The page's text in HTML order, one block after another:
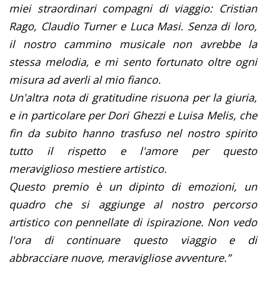
miei straordinari compagni di viaggio: Cristian
Rago, Claudio Turner e Luca Masi. Senza di loro,
il nostro cammino musicale non avrebbe la
stessa melodia, e mi sento fortunato oltre ogni
misura ad averli al mio fianco.
Un'altra nota di gratitudine risuona per la giuria,
e in particolare per Dori Ghezzi e Luisa Melis, che
fin da subito hanno trasfuso nel nostro spirito
tutto il rispetto e l'amore per questo
meraviglioso mestiere artistico.
Questo premio è un dipinto di emozioni, un
quadro che si aggiunge al nostro percorso
artistico con pennellate di ispirazione. Non vedo
l'ora di continuare questo viaggio e di
abbracciare nuove, meravigliose avventure.”